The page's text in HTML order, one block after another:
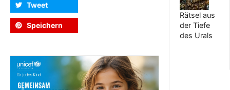
Tweet
Speichern
Rätsel aus
der Tiefe
des Urals